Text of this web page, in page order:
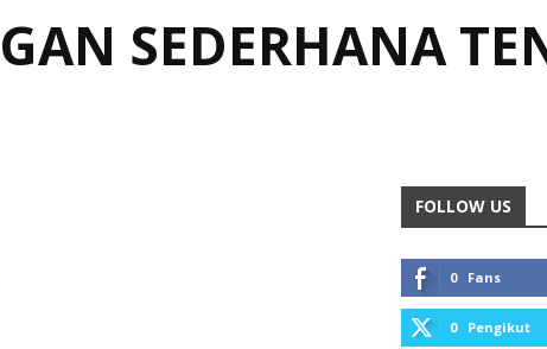
SEDERHANA
FOLLOW US
0 Fans
0 Pengikut